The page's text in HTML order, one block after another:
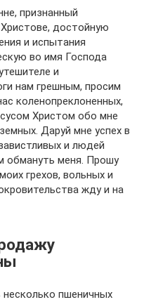
признанный
достойную
и испытания
во имя Господа
и
нам грешным, просим
коленопреклоненных,
Христом обо мне
Даруй мне успех в
и людей
обмануть меня. Прошу
грехов, вольных и
жду и на
пшеничных